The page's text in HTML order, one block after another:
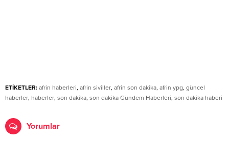
ETİKETLER: afrin haberleri, afrin siviller, afrin son dakika, afrin ypg, güncel
haberler, haberler, son dakika, son dakika Gündem Haberleri, son dakika haberi
Yorumlar